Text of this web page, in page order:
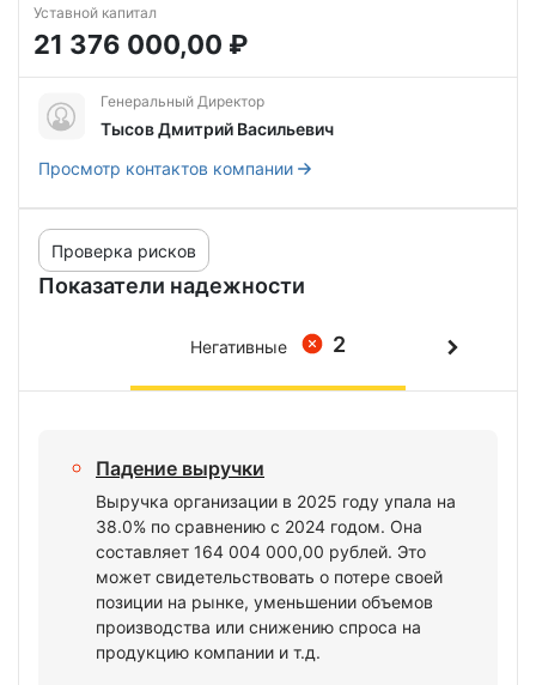
Уставной капитал
21 376 000,00 ₽
Генеральный Директор
Тысов Дмитрий Васильевич
Просмотр контактов компании
Показатели надежности
Проверка рисков
2
Негативные
Падение выручки
Выручка организации в 2025 году упала на
38.0% по сравнению с 2024 годом. Она
составляет 164 004 000,00 рублей. Это
может свидетельствовать о потере своей
позиции на рынке, уменьшении объемов
производства или снижению спроса на
продукцию компании и т.д.